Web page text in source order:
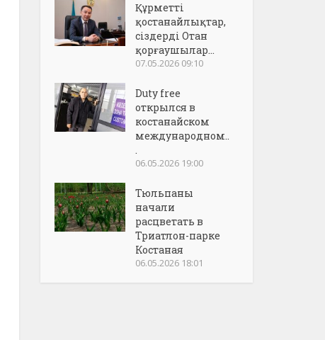
Құрметті
қостанайлықтар,
сіздерді Отан
қорғаушылар...
07.05.2026 09:10
Duty free
открылся в
костанайском
международном..
.
06.05.2026 19:00
Тюльпаны
начали
расцветать в
Триатлон-парке
Костаная
06.05.2026 18:01